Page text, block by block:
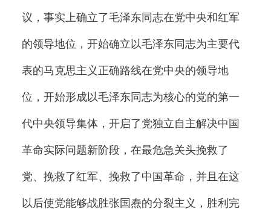
议，事实上确立了毛泽东同志在党中央和红军
的领导地位，开始确立以毛泽东同志为主要代
表的马克思主义正确路线在党中央的领导地
位，开始形成以毛泽东同志为核心的党的第一
代中央领导集体，开启了党独立自主解决中国
革命实际问题新阶段，在最危急关头挽救了
党、挽救了红军、挽救了中国革命，并且在这
以后使党能够战胜张国焘的分裂主义，胜利完